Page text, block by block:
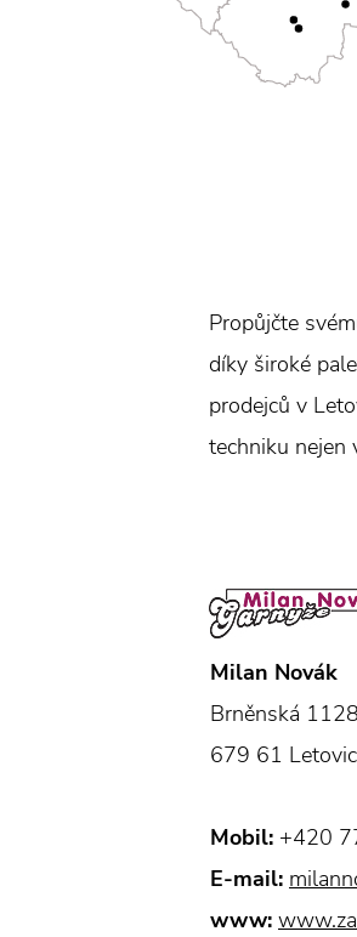
Propůjčte
díky široké
prodejců v
techniku nejen
Milan Novák
Brněnská
679 61
Mobil: +420
E-mail:
www: